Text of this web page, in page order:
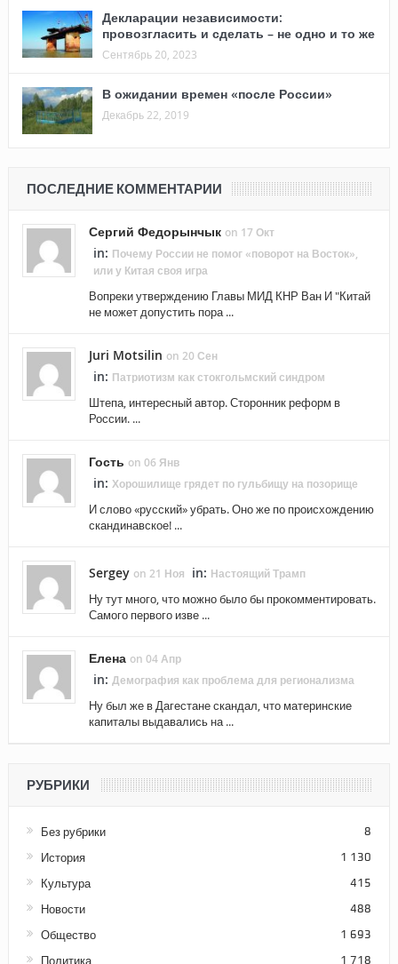
Декларации независимости:
провозгласить и сделать – не одно и то же
Сентябрь 20, 2023
В ожидании времен «после России»
Декабрь 22, 2019
ПОСЛЕДНИЕ КОММЕНТАРИИ
Сергий Федорынчык on 17 Окт
in: Почему России не помог «поворот на Восток»,
или у Китая своя игра
Вопреки утверждению Главы МИД КНР Ван И "Китай
не может допустить пора ...
Juri Motsilin on 20 Сен
in: Патриотизм как стокгольмский синдром
Штепа, интересный автор. Сторонник реформ в
России. ...
Гость on 06 Янв
in: Хорошилище грядет по гульбищу на позорище
И слово «русский» убрать. Оно же по происхождению
скандинавское! ...
Sergey on 21 Ноя in: Настоящий Трамп
Ну тут много, что можно было бы прокомментировать.
Самого первого изве ...
Елена on 04 Апр
in: Демография как проблема для регионализма
Ну был же в Дагестане скандал, что материнские
капиталы выдавались на ...
РУБРИКИ
Без рубрики 8
История 1 130
Культура 415
Новости 488
Общество 1 693
Политика 1 718